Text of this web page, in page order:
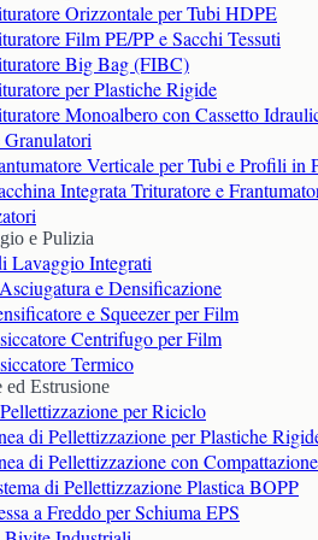
Orizzontale per Tubi HDPE
Film PE/PP e Sacchi Tessuti
Big Bag (FIBC)
per Plastiche Rigide
Monoalbero con Cassetto
Verticale per Tubi e Profili in
Integrata Trituratore e
e Pulizia
Lavaggio Integrati
e Densificazione
e Squeezer per Film
Centrifugo per Film
Termico
ed Estrusione
per Riciclo
di Pellettizzazione per Plastiche
di Pellettizzazione con
di Pellettizzazione Plastica BOPP
a Freddo per Schiuma EPS